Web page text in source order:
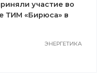
участие во
ТИМ «Бирюса» в
ЭНЕРГЕТИКА